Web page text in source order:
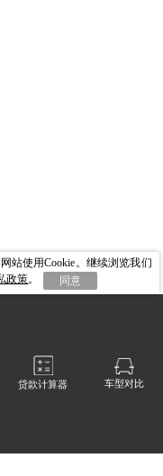
贷款计算器 车型对比
站使用Cookie。继续浏览我们
政策。 同意